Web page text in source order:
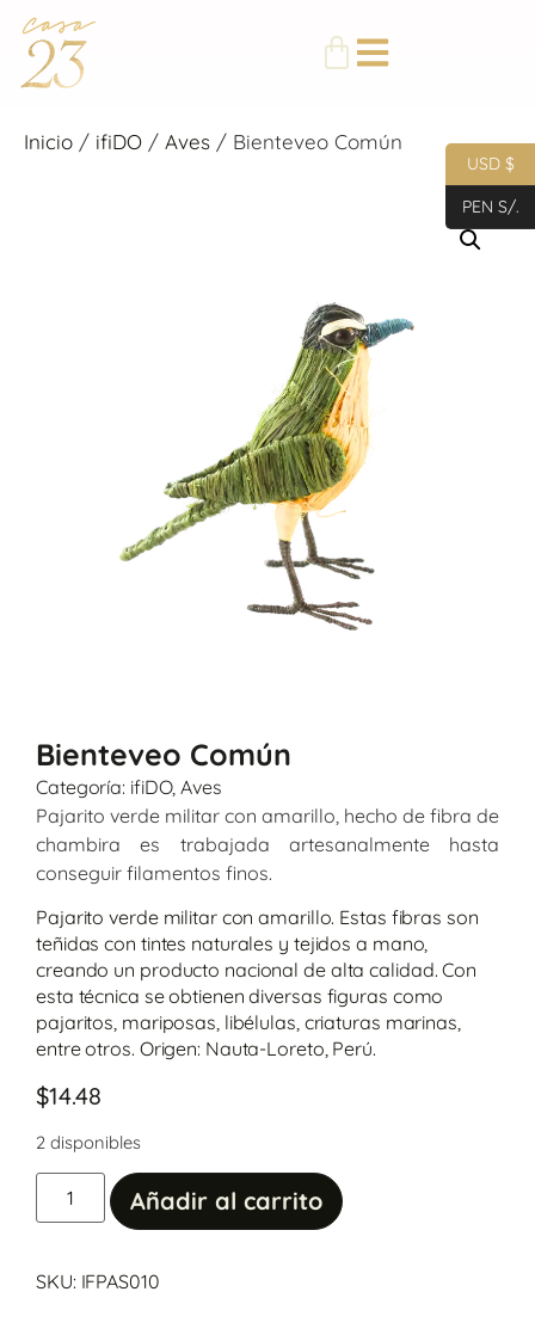
Inicio / ifiDO / Aves / Bienteveo Común
Categoría: ifiDO,Aves
Bienteveo Común
Pajarito verde militar con amarillo, hecho de fibra de
chambira es trabajada artesanalmente hasta
conseguir filamentos finos.
Pajarito verde militar con amarillo. Estas fibras son
teñidas con tintes naturales y tejidos a mano,
creando un producto nacional de alta calidad. Con
esta técnica se obtienen diversas figuras como
pajaritos, mariposas, libélulas, criaturas marinas,
entre otros. Origen: Nauta-Loreto, Perú.
$14.48
2 disponibles
Añadir al carrito
SKU: IFPAS010
USD $
PEN S/.